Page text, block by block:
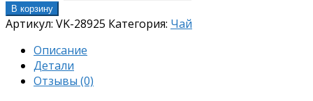
В корзину
Артикул: VK-28925 Категория: Чай
Описание
Детали
Отзывы (0)